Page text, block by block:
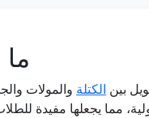
بين الكتلة والمولات
مما يجعلها مفيدة